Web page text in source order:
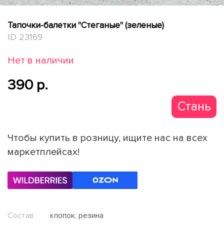
Тапочки-балетки "Стеганые" (зеленые)
ID 23169
Нет в наличии
390 p.
Стань
Чтобы купить в розницу, ищите нас на всех
маркетплейсах!
Состав: хлопок, резина